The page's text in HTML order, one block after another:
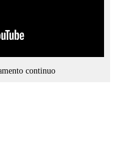
continuo